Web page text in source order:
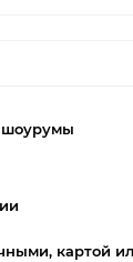
шоурумы
картой